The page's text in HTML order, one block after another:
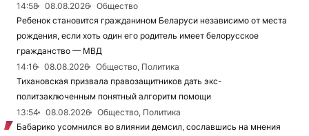
14:58
08.08.2026
Общество
Ребенок становится гражданином Беларуси независимо от места
рождения, если хоть один его родитель имеет белорусское
гражданство — МВД
14:16
08.08.2026
Общество, Политика
Тихановская призвала правозащитников дать экс-
политзаключенным понятный алгоритм помощи
13:54
08.08.2026
Общество, Политика
Бабарико усомнился во влиянии демсил, сославшись на мнения